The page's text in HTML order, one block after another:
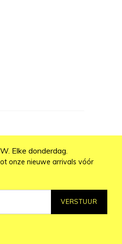
Elke donderdag.
onze nieuwe arrivals vóór
VERSTUUR